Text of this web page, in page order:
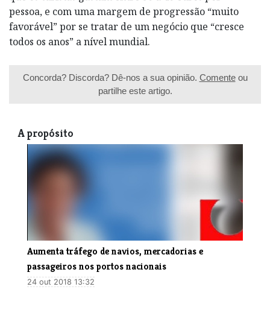
pessoa, e com uma margem de progressão “muito
favorável” por se tratar de um negócio que “cresce
todos os anos” a nível mundial.
Concorda? Discorda? Dê-nos a sua opinião. Comenteou
partilhe este artigo.
A propósito
Aumenta tráfego de navios, mercadorias e
passageiros nos portos nacionais
24 out 2018 13:32